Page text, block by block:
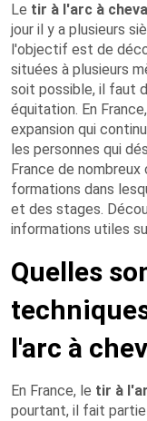
Le tir à l'arc à
jour il y a plusieurs
l'objectif est de
situées à plusieurs
soit possible, il faut
équitation. En
expansion qui
les personnes qui
France de
formations dans
et des stages.
informations utiles
Quelles
l'arc à
En France, le tir à
pourtant, il fait